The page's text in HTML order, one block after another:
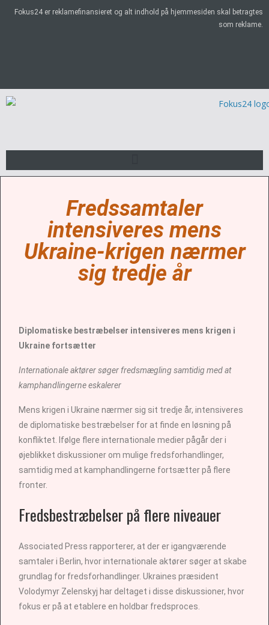
Fokus24 er reklamefinansieret og alt indhold på hjemmesiden skal betragtes
som reklame.
Fredssamtaler
intensiveres mens
Ukraine-krigen nærmer
sig tredje år
Diplomatiske bestræbelser intensiveres mens krigen i
Ukraine fortsætter
Internationale aktører søger fredsmægling samtidig med at
kamphandlingerne eskalerer
Mens krigen i Ukraine nærmer sig sit tredje år, intensiveres
de diplomatiske bestræbelser for at finde en løsning på
konfliktet. Ifølge flere internationale medier pågår der i
øjeblikket diskussioner om mulige fredsforhandlinger,
samtidig med at kamphandlingerne fortsætter på flere
fronter.
Fredsbestræbelser på flere niveauer
Associated Press rapporterer, at der er igangværende
samtaler i Berlin, hvor internationale aktører søger at skabe
grundlag for fredsforhandlinger. Ukraines præsident
Volodymyr Zelenskyj har deltaget i disse diskussioner, hvor
fokus er på at etablere en holdbar fredsproces.